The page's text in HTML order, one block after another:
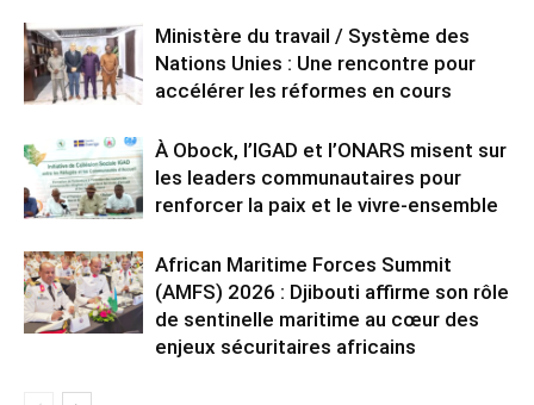
Ministère du travail / Système des
Nations Unies : Une rencontre pour
accélérer les réformes en cours
À Obock, l’IGAD et l’ONARS misent sur
les leaders communautaires pour
renforcer la paix et le vivre-ensemble
African Maritime Forces Summit
(AMFS) 2026 : Djibouti affirme son rôle
de sentinelle maritime au cœur des
enjeux sécuritaires africains